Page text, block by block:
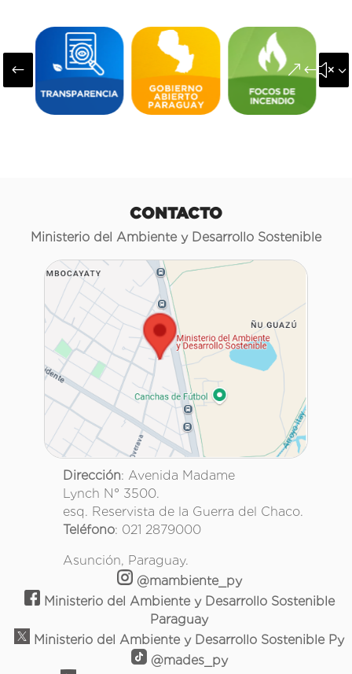
#
CONTACTO
Ministerio del Ambiente y Desarrollo Sostenible
Dirección: Avenida Madame
Lynch N° 3500.
esq. Reservista de la Guerra del Chaco.
Teléfono: 021 2879000
Asunción, Paraguay.
@mambiente_py
Ministerio del Ambiente y Desarrollo Sostenible
Paraguay
Ministerio del Ambiente y Desarrollo Sostenible Py
@mades_py